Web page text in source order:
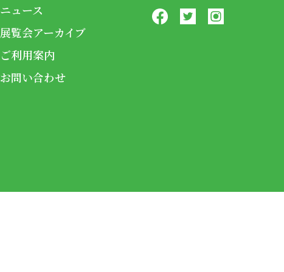
ニュース
展覧会アーカイブ
ご利用案内
お問い合わせ